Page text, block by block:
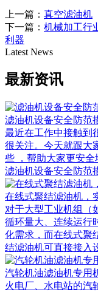
上一篇： 真空滤油机
下一篇： 机械加工行
利器
Latest News
最新资讯
滤油机设备安全防范
最近在工作中接触到
很关注。今天就跟大
些 ，帮助大家更安全
滤油机设备安全防范
在线式聚结滤油机，
对于大型工业机组（
循环量大、连续运行
化需求，而在线式聚
结滤油机可直接接入
汽轮机油滤油机专用
火电厂、水电站的汽